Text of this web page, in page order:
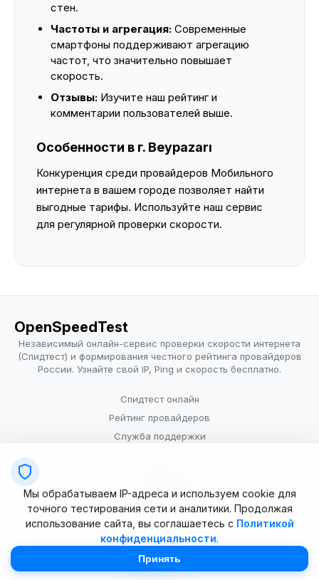
стен.
Частоты и агрегация: Современные
смартфоны поддерживают агрегацию
частот, что значительно повышает
скорость.
Отзывы: Изучите наш рейтинг и
комментарии пользователей выше.
Особенности в г. Beypazarı
Конкуренция среди провайдеров Мобильного
интернета в вашем городе позволяет найти
выгодные тарифы. Используйте наш сервис
для регулярной проверки скорости.
OpenSpeedTest
Независимый онлайн-сервис проверки скорости интернета
(Спидтест) и формирования честного рейтинга провайдеров
России. Узнайте свой IP, Ping и скорость бесплатно.
Спидтест онлайн
Рейтинг провайдеров
Служба поддержки
Условия использования
© 2025–2026 OpenSpeedTest (ИП Долматова В.В.). Все права
Мы обрабатываем IP-адреса и используем cookie для
точного тестирования сети и аналитики. Продолжая
использование сайта, вы соглашаетесь с Политикой
конфиденциальности.
Принять